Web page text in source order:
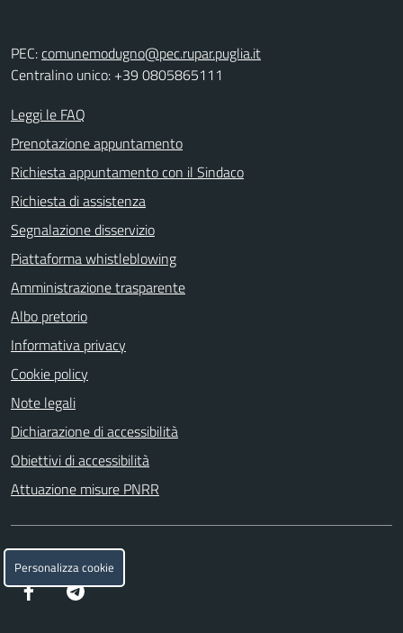
PEC:comunemodugno@pec.rupar.puglia.it
Centralino unico: +39 0805865111
Leggi le FAQ
Prenotazione appuntamento
Richiesta appuntamento con il Sindaco
Richiesta di assistenza
Segnalazione disservizio
Piattaforma whistleblowing
Amministrazione trasparente
Albo pretorio
Informativa privacy
Cookie policy
Note legali
Dichiarazione di accessibilità
Obiettivi di accessibilità
Attuazione misure PNRR
SEGUICI SU
FacebookTelegram
Personalizza cookie